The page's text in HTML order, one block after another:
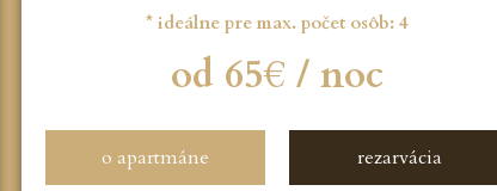
* ideálne pre max. počet osôb: 4
od 65€ / noc
o apartmáne rezarvácia